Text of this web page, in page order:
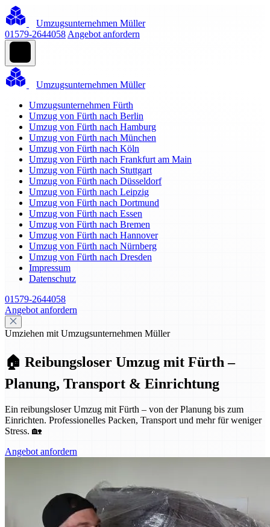
Umzugsunternehmen Müller
01579-2644058 Angebot anfordern
Umzugsunternehmen Müller
Umzugsunternehmen Fürth
Umzug von Fürth nach Berlin
Umzug von Fürth nach Hamburg
Umzug von Fürth nach München
Umzug von Fürth nach Köln
Umzug von Fürth nach Frankfurt am Main
Umzug von Fürth nach Stuttgart
Umzug von Fürth nach Düsseldorf
Umzug von Fürth nach Leipzig
Umzug von Fürth nach Dortmund
Umzug von Fürth nach Essen
Umzug von Fürth nach Bremen
Umzug von Fürth nach Hannover
Umzug von Fürth nach Nürnberg
Umzug von Fürth nach Dresden
Impressum
Datenschutz
01579-2644058
Angebot anfordern
Umziehen mit Umzugsunternehmen Müller
🏠 Reibungsloser Umzug mit Fürth –
Planung, Transport & Einrichtung
Ein reibungsloser Umzug mit Fürth – von der Planung bis zum
Einrichten. Professionelles Packen, Transport und mehr für weniger
Stress. 🏡
Angebot anfordern